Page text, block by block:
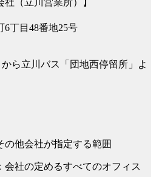
社（立川営業所）】
6丁目48番地25号
ら立川バス「団地西停留所」よ
の他会社が指定する範囲
会社の定めるすべてのオフィス